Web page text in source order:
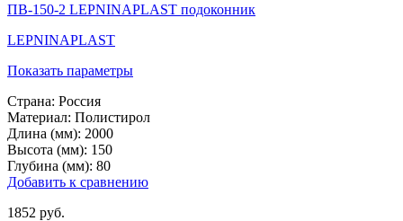
ПВ-150-2 LEPNINAPLAST подоконник
LEPNINAPLAST
Показать параметры
Страна: Россия
Материал: Полистирол
Длина (мм): 2000
Высота (мм): 150
Глубина (мм): 80
Добавить к сравнению
1852 руб.